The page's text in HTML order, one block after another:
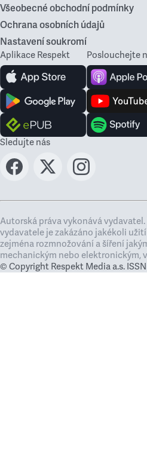
Všeobecné obchodní podmínky
Ochrana osobních údajů
Nastavení soukromí
Aplikace Respekt Poslouchejte
Sledujte nás
Autorská práva vykonává
vydavatele je zakázáno jakékoli
zejména rozmnožování a šíření
mechanickým nebo elektronickým,
© Copyright Respekt Media a.s. ISSN